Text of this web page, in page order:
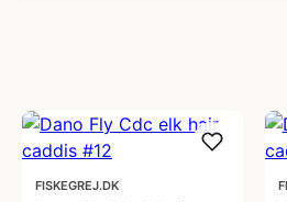
FISKEGREJ.DK